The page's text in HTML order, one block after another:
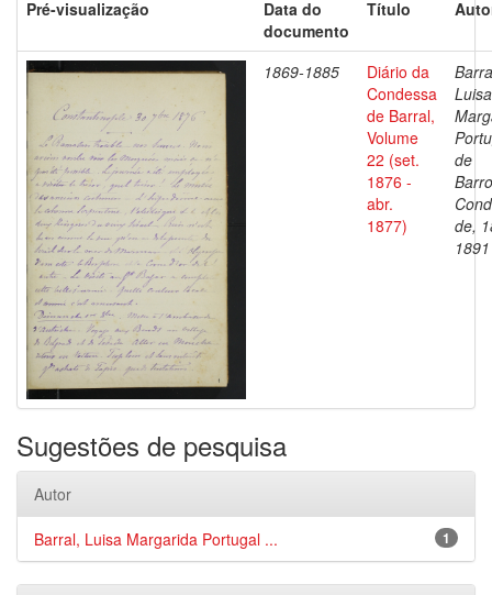
Pré-visualização
Data do
documento
Título
1869-1885
Diário da
Condessa
de Barral,
Volume
22 (set.
1876 -
abr.
1877)
Luisa
de
de,
1891
Sugestões de pesquisa
Autor
1
Barral, Luisa Margarida Portugal ...